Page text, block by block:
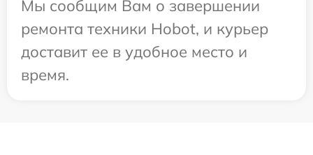
Мы сообщим Вам о завершении
ремонта техники Hobot, и курьер
доставит ее в удобное место и
время.